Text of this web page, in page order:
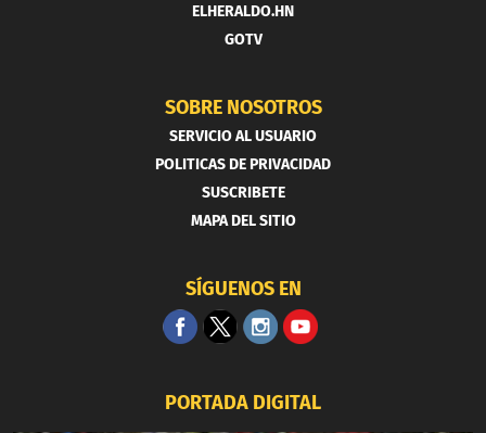
ELHERALDO.HN
GOTV
SOBRE NOSOTROS
SERVICIO AL USUARIO
POLITICAS DE PRIVACIDAD
SUSCRIBETE
MAPA DEL SITIO
SÍGUENOS EN
PORTADA DIGITAL